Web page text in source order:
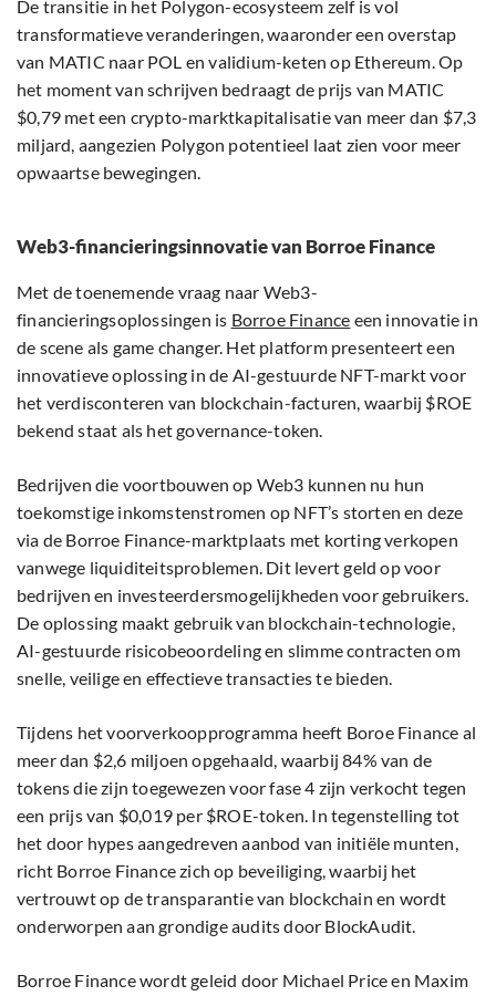
De transitie in het Polygon-ecosysteem zelf is vol
transformatieve veranderingen, waaronder een overstap
van MATIC naar POL en validium-keten op Ethereum. Op
het moment van schrijven bedraagt de prijs van MATIC
$0,79 met een crypto-marktkapitalisatie van meer dan $7,3
miljard, aangezien Polygon potentieel laat zien voor meer
opwaartse bewegingen.
Web3-financieringsinnovatie van Borroe Finance
Met de toenemende vraag naar Web3-
financieringsoplossingen is Borroe Finance een innovatie in
de scene als game changer. Het platform presenteert een
innovatieve oplossing in de AI-gestuurde NFT-markt voor
het verdisconteren van blockchain-facturen, waarbij $ROE
bekend staat als het governance-token.
Bedrijven die voortbouwen op Web3 kunnen nu hun
toekomstige inkomstenstromen op NFT’s storten en deze
via de Borroe Finance-marktplaats met korting verkopen
vanwege liquiditeitsproblemen. Dit levert geld op voor
bedrijven en investeerdersmogelijkheden voor gebruikers.
De oplossing maakt gebruik van blockchain-technologie,
AI-gestuurde risicobeoordeling en slimme contracten om
snelle, veilige en effectieve transacties te bieden.
Tijdens het voorverkoopprogramma heeft Boroe Finance al
meer dan $2,6 miljoen opgehaald, waarbij 84% van de
tokens die zijn toegewezen voor fase 4 zijn verkocht tegen
een prijs van $0,019 per $ROE-token. In tegenstelling tot
het door hypes aangedreven aanbod van initiële munten,
richt Borroe Finance zich op beveiliging, waarbij het
vertrouwt op de transparantie van blockchain en wordt
onderworpen aan grondige audits door BlockAudit.
Borroe Finance wordt geleid door Michael Price en Maxim